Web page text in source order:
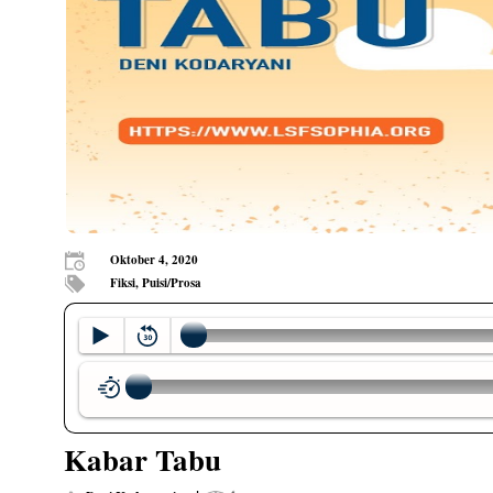
Oktober 4, 2020
Fiksi, Puisi/Prosa
Kabar Tabu